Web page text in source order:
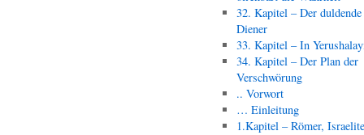
32. Kapitel – Der duldende
Diener
33. Kapitel – In
34. Kapitel – Der Plan der
Verschwörung
.. Vorwort
… Einleitung
1.Kapitel – Römer,